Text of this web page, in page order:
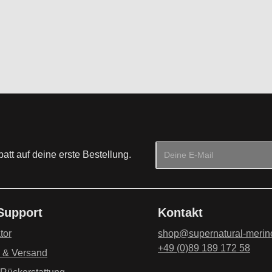
Jet Black
Jet Black
auf deine erste Bestellung.
genommen und die
einverstanden.*
Die mit einem Stern (*)
Versand
Kontakt
shop@supernatural-
+49 (0)89 189 172 58